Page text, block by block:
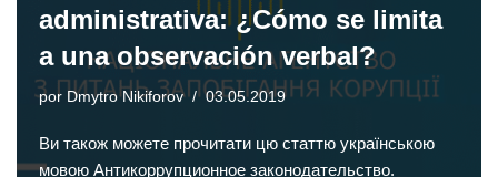
administrativa: ¿Cómo se limita
a una observación verbal?
por Dmytro Nikiforov 03.05.2019
Ви також можете прочитати цю статтю українською
мовою Антикоррупционное законодательство.